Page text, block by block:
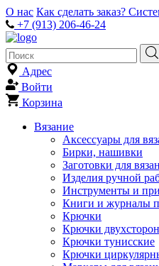
О нас Как сделать заказ?
+7 (913) 206-46-24
Адрес
Войти
Корзина
Вязание
Аксессуары для
Бирки, нашивки
Заготовки для
Изделия ручной
Инструменты и
Книги и журналы
Крючки
Крючки
Крючки тунисские
Крючки